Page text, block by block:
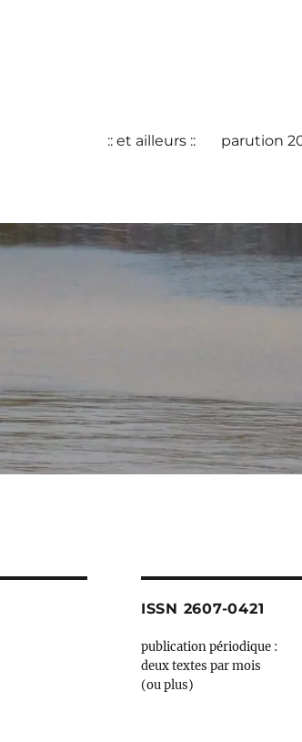
:: et ailleurs :: parution
ISSN 2607-0421
publication périodique :
deux textes par mois
(ou plus)